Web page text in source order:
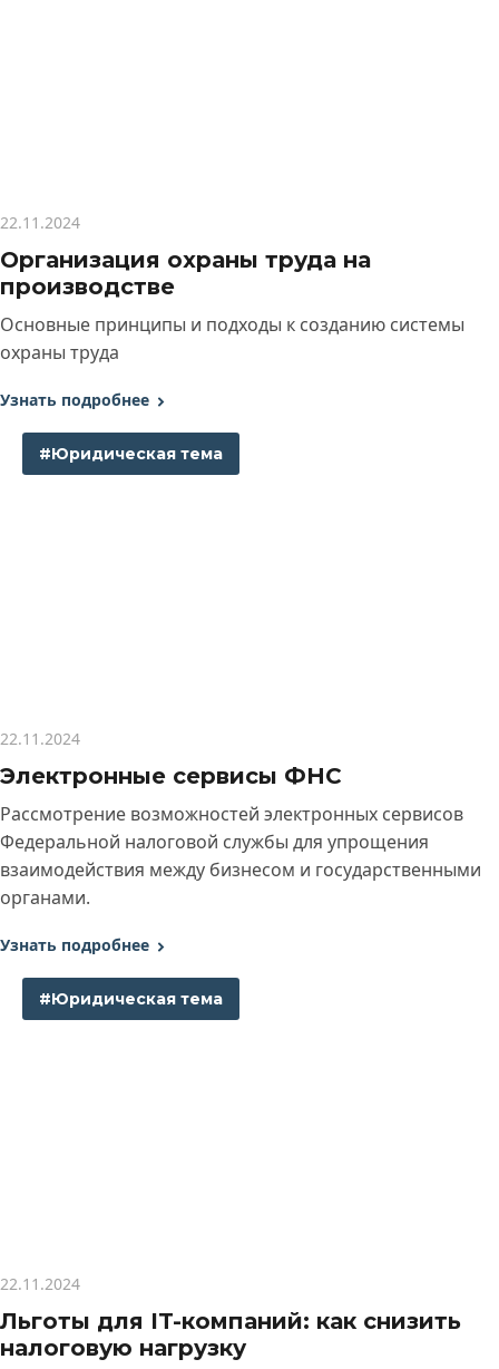
22.11.2024
Организация охраны труда на
производстве
Основные принципы и подходы к созданию системы
охраны труда
Узнать подробнее
#Юридическая тема
22.11.2024
Электронные сервисы ФНС
Рассмотрение возможностей электронных сервисов
Федеральной налоговой службы для упрощения
взаимодействия между бизнесом и государственными
органами.
Узнать подробнее
#Юридическая тема
22.11.2024
Льготы для IT-компаний: как снизить
налоговую нагрузку